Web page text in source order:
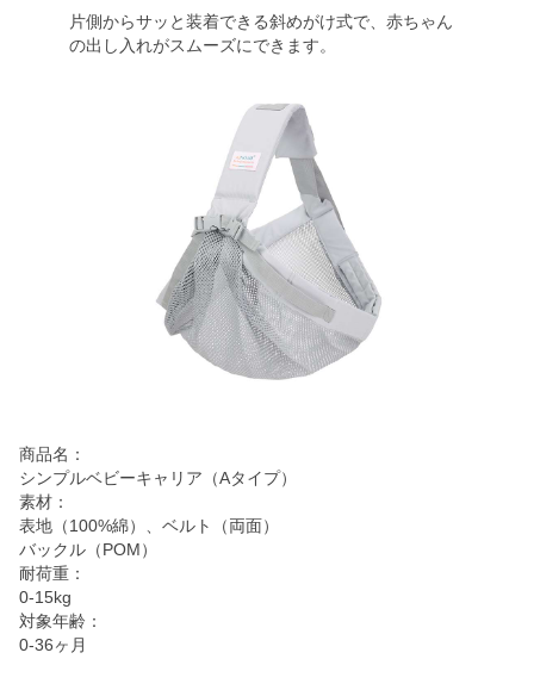
片側からサッと装着できる斜めがけ式で、赤ちゃん
の出し入れがスムーズにできます。
商品名：
シンプルベビーキャリア（Aタイプ）
素材：
表地（100%綿）、ベルト（両面）
バックル（POM）
耐荷重：
0-15kg
対象年齢：
0-36ヶ月